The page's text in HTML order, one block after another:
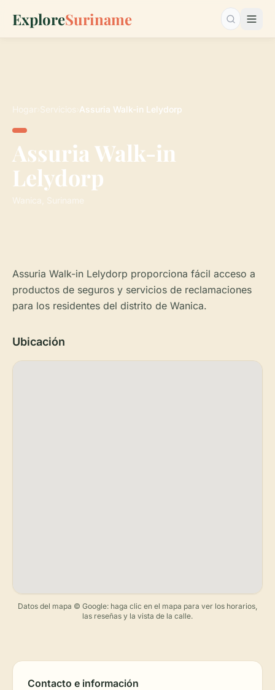
ExploreSuriname Buscar…
Hogar Servicios Assuria Walk-in Lelydorp
Assuria Walk-in
Lelydorp
Wanica, Suriname
Assuria Walk-in Lelydorp proporciona fácil acceso a
productos de seguros y servicios de reclamaciones
para los residentes del distrito de Wanica.
Ubicación
Datos del mapa © Google: haga clic en el mapa para ver los horarios,
las reseñas y la vista de la calle.
Contacto e información